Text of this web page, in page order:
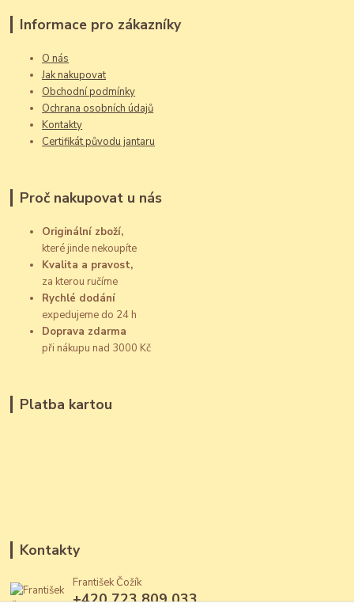
Informace pro zákazníky
O nás
Jak nakupovat
Obchodní podmínky
Ochrana osobních údajů
Kontakty
Certifikát původu jantaru
Proč nakupovat u nás
Originální zboží,
které jinde nekoupíte
Kvalita a pravost,
za kterou ručíme
Rychlé dodání
expedujeme do 24 h
Doprava zdarma
při nákupu nad 3000 Kč
Platba kartou
Kontakty
František Čožík
+420 723 809 033